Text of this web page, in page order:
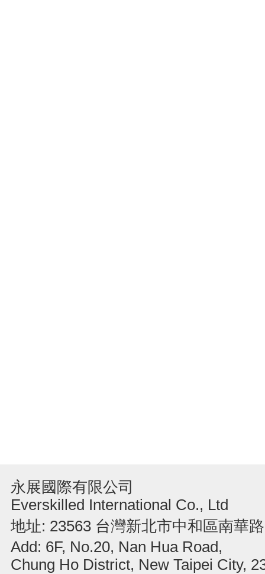
永展國際有限公司
Everskilled International Co., Ltd
地址: 23563 台灣新北市中和區南華
Add: 6F, No.20, Nan Hua Road,
Chung Ho District, New Taipei City,